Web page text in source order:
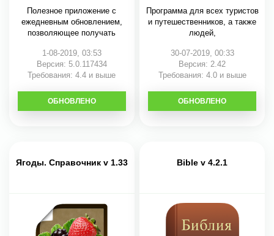
Полезное приложение с
ежедневным обновлением,
позволяющее получать
1-08-2019, 03:53
Версия: 5.0.117434
Требования: 4.4 и выше
СКАЧАТЬ
ОБНОВЛЕНО
Программа для всех туристов
и путешественников, а также
людей,
30-07-2019, 00:33
Версия: 2.42
Требования: 4.0 и выше
СКАЧАТЬ
ОБНОВЛЕНО
Ягоды. Справочник v 1.33 Bible v 4.2.1